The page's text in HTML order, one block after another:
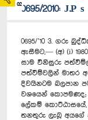
020695/2010:
0695/’10 3. ගරු
ඇසීමට,— (අ) (i)
සාම විනිසුරු
පත්වීම්වලින් මාතර
දිවයිනටම බලපාන
වශයෙන් කොපමණද;
ලේකම් කොට්ඨාසයේ,
තනතුරු ලැබූ අයගේ